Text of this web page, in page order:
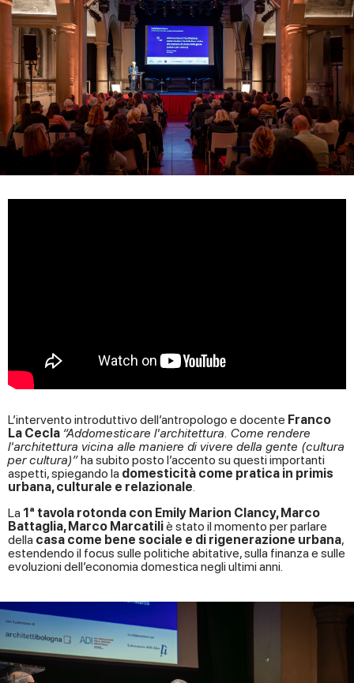
L’intervento introduttivo dell’antropologo e docente Franco
La Cecla “Addomesticare l'architettura. Come rendere
l'architettura vicina alle maniere di vivere della gente (cultura
per cultura)”ha subito posto l’accento su questi importanti
aspetti, spiegando la domesticità come pratica in primis
urbana, culturale e relazionale
La 1ª tavola rotonda con Emily Marion Clancy, Marco
Battaglia, Marco Marcatiliè stato il momento per parlare
della casa come bene sociale e di rigenerazione urbana,
estendendo il focus sulle politiche abitative, sulla finanza e sulle
evoluzioni dell’economia domestica negli ultimi anni.